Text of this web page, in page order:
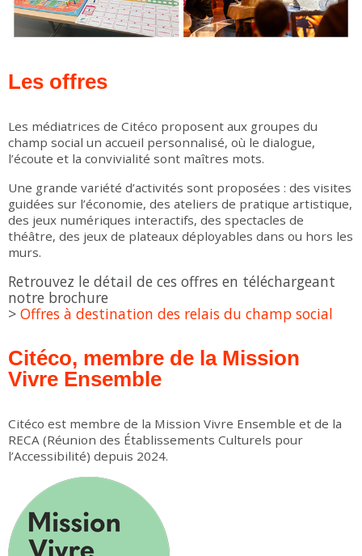
Les offres
Les médiatrices de Citéco proposent aux groupes du
champ social un accueil personnalisé, où le dialogue,
l’écoute et la convivialité sont maîtres mots.
Une grande variété d’activités sont proposées : des visites
guidées sur l’économie, des ateliers de pratique artistique,
des jeux numériques interactifs, des spectacles de
théâtre, des jeux de plateaux déployables dans ou hors les
murs.
Retrouvez le détail de ces offres en téléchargeant
notre brochure
> Offres à destination des relais du champ social
Citéco, membre de la Mission
Vivre Ensemble
Citéco est membre de la Mission Vivre Ensemble et de la
RECA (Réunion des Établissements Culturels pour
l’Accessibilité) depuis 2024.